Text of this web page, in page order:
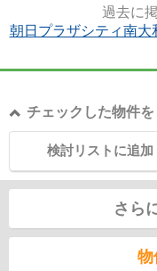
過去に
朝日プラザシティ南
チェックした物件
検討リストに追加
さら
物